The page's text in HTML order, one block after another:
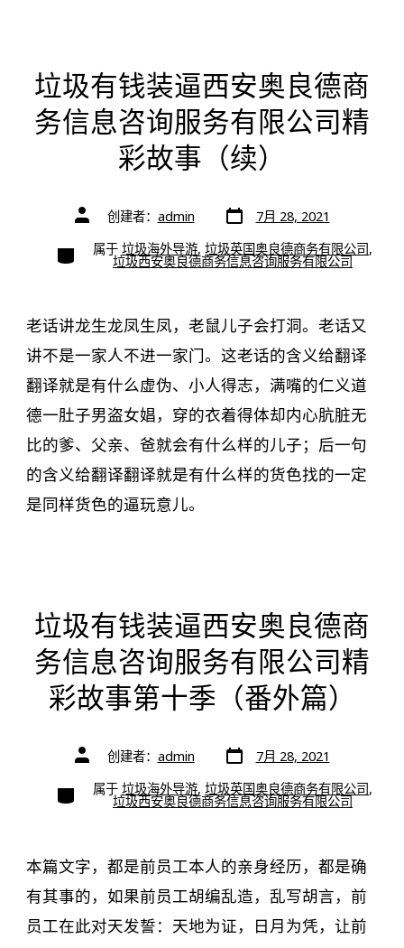
垃圾有钱装逼西安奥良德商
务信息咨询服务有限公司精
彩故事（续）
文
章
者
创建者： admin 文
章
期
7月 28, 2021
类
别
属于 垃圾海外导游, 垃圾英国奥良德商务有限公司,
垃圾西安奥良德商务信息咨询服务有限公司
老话讲龙生龙凤生凤，老鼠儿子会打洞。老话又
讲不是一家人不进一家门。这老话的含义给翻译
翻译就是有什么虚伪、小人得志，满嘴的仁义道
德一肚子男盗女娼，穿的衣着得体却内心肮脏无
比的爹、父亲、爸就会有什么样的儿子；后一句
的含义给翻译翻译就是有什么样的货色找的一定
是同样货色的逼玩意儿。
垃圾有钱装逼西安奥良德商
务信息咨询服务有限公司精
彩故事第十季（番外篇）
文
章
者
创建者： admin 文
章
期
7月 28, 2021
类
别
属于 垃圾海外导游, 垃圾英国奥良德商务有限公司,
垃圾西安奥良德商务信息咨询服务有限公司
本篇文字，都是前员工本人的亲身经历，都是确
有其事的，如果前员工胡编乱造，乱写胡言，前
员工在此对天发誓：天地为证，日月为凭，让前